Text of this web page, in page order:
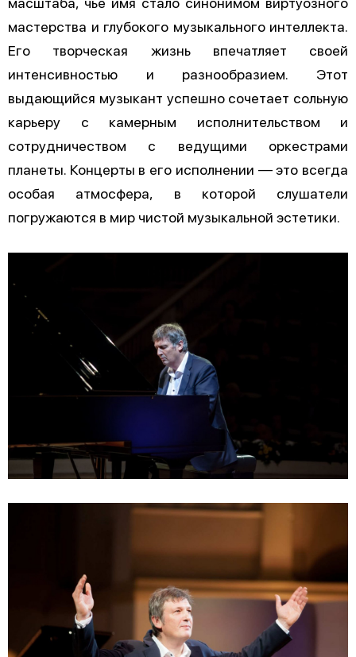
мастерства и глубокого музыкального интеллекта.
Его творческая жизнь впечатляет своей
интенсивностью и разнообразием. Этот
выдающийся музыкант успешно сочетает сольную
карьеру с камерным исполнительством и
сотрудничеством с ведущими оркестрами
планеты. Концерты в его исполнении — это всегда
особая атмосфера, в которой слушатели
погружаются в мир чистой музыкальной эстетики.